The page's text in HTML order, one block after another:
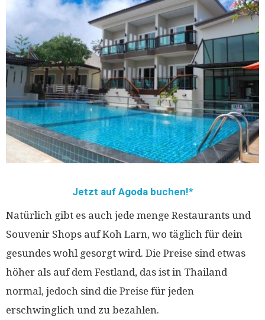
Jetzt auf Agoda buchen!
Natürlich gibt es auch jede menge Restaurants und
Souvenir Shops auf Koh Larn, wo täglich für dein
gesundes wohl gesorgt wird. Die Preise sind etwas
höher als auf dem Festland, das ist in Thailand
normal, jedoch sind die Preise für jeden
erschwinglich und zu bezahlen.